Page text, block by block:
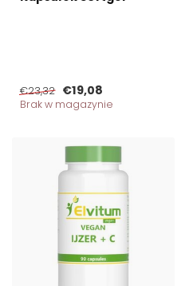
€23,32 €19,08
Brak w magazynie